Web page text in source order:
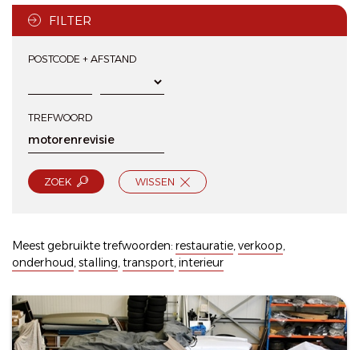
FILTER
POSTCODE + AFSTAND
TREFWOORD
ZOEK WISSEN
Meest gebruikte trefwoorden: restauratie,verkoop,
onderhoud,stalling,transport,interieur